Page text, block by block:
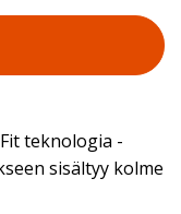
teknologia -
sisältyy kolme